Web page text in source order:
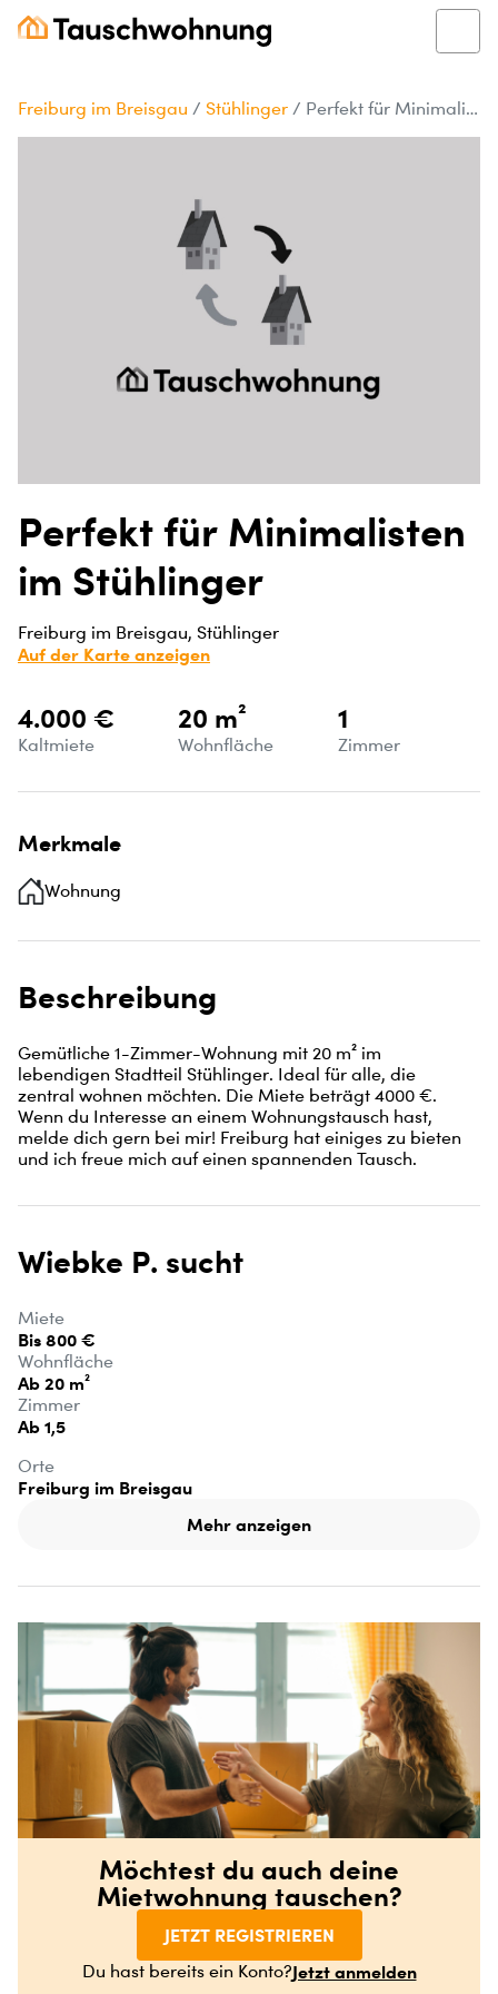
Freiburg im Breisgau / Stühlinger / Perfekt für Minimalisten im Stühlinger
Perfekt für Minimalisten
im Stühlinger
Freiburg im Breisgau, Stühlinger
Auf der Karte anzeigen
4.000 €
Kaltmiete
20 m²
Wohnfläche
1
Zimmer
Merkmale
Wohnung
Beschreibung
Gemütliche 1-Zimmer-Wohnung mit 20 m² im
lebendigen Stadtteil Stühlinger. Ideal für alle, die
zentral wohnen möchten. Die Miete beträgt 4000 €.
Wenn du Interesse an einem Wohnungstausch hast,
melde dich gern bei mir! Freiburg hat einiges zu bieten
und ich freue mich auf einen spannenden Tausch.
Wiebke P. sucht
Miete
Bis 800 €
Wohnfläche
Ab 20 m²
Zimmer
Ab 1,5
Orte
Freiburg im Breisgau
Mehr anzeigen
Möchtest du auch deine
Mietwohnung tauschen?
JETZT REGISTRIEREN
Du hast bereits ein Konto?Jetzt anmelden